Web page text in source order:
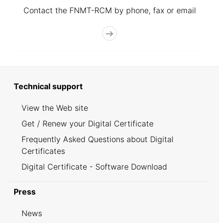
Contact the FNMT-RCM by phone, fax or email
Technical support
View the Web site
Get / Renew your Digital Certificate
Frequently Asked Questions about Digital
Certificates
Digital Certificate - Software Download
Press
News